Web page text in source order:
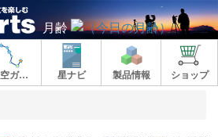
月齢
星空ガイド 星ナビ 製品情報 ショップ